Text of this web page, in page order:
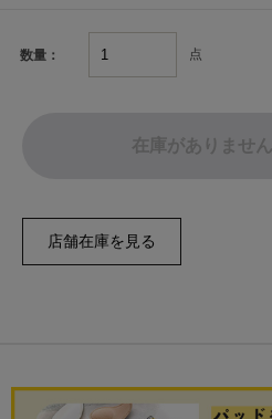
数量： 点
在庫がありません